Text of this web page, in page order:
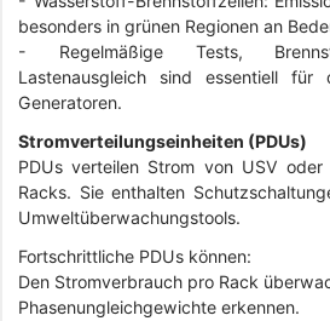
besonders in grünen Regionen an
- Regelmäßige Tests,
Lastenausgleich sind essentiell für
Generatoren.
Stromverteilungseinheiten (PDUs)
PDUs verteilen Strom von USV
Racks. Sie enthalten
Umweltüberwachungstools.
Fortschrittliche PDUs können:
Den Stromverbrauch pro Rack
Phasenungleichgewichte erkennen.